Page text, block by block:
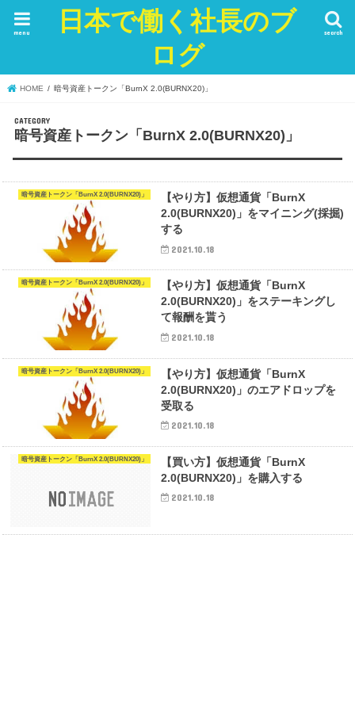
日本で働く社長のブ
ログ
search
menu
HOME 暗号資産トークン「BurnX 2.0(BURNX20)」
暗号資産トークン「BurnX 2.0(BURNX20)」
暗号資産トークン「BurnX 2.0(BURNX20)」
【やり方】仮想通貨「BurnX
2.0(BURNX20)」をマイニング(採掘)
する
2021.10.18
暗号資産トークン「BurnX 2.0(BURNX20)」
【やり方】仮想通貨「BurnX
2.0(BURNX20)」をステーキングし
て報酬を貰う
2021.10.18
暗号資産トークン「BurnX 2.0(BURNX20)」
【やり方】仮想通貨「BurnX
2.0(BURNX20)」のエアドロップを
受取る
2021.10.18
暗号資産トークン「BurnX 2.0(BURNX20)」
【買い方】仮想通貨「BurnX
2.0(BURNX20)」を購入する
2021.10.18